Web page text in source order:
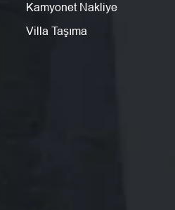
Kamyonet Nakliye
Villa Taşıma